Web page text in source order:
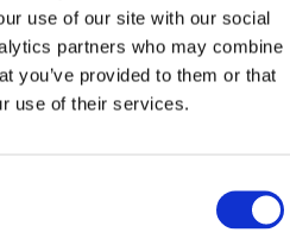
use of our site with our social
partners who may combine
you’ve provided to them or that
use of their services.